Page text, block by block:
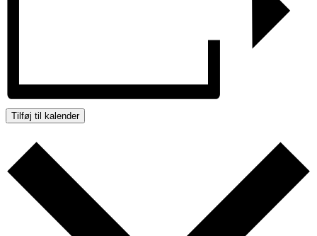
Tilføj til kalender